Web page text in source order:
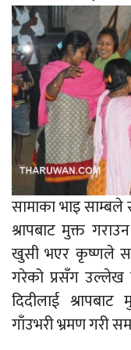
सामाका भाइ
श्रापबाट मुक्त
खुसी भएर कृष्णले
गरेको प्रसँग उल्लेख
दिदीलाई
गाँउभरी भ्रमण गरी